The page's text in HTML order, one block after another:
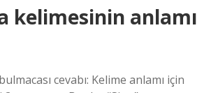
kelimesinin anlamı
cevabı: Kelime anlamı için